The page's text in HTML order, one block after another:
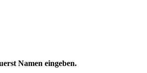
Namen eingeben.